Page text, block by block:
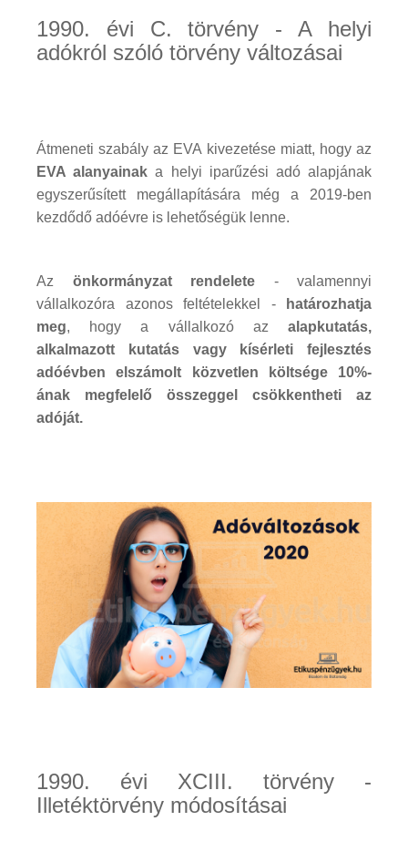
1990. évi C. törvény - A helyi
adókról szóló törvény változásai
Átmeneti szabály az EVA kivezetése miatt, hogy az
EVA alanyainak a helyi iparűzési adó alapjának
egyszerűsített megállapítására még a 2019-ben
kezdődő adóévre is lehetőségük lenne.
Az önkormányzat rendelete - valamennyi
vállalkozóra azonos feltételekkel -
határozhatja
meg, hogy a vállalkozó az alapkutatás,
alkalmazott kutatás vagy kísérleti fejlesztés
adóévben elszámolt közvetlen költsége 10%-
ának megfelelő összeggel csökkentheti az
adóját.
1990. évi XCIII. törvény -
Illetéktörvény módosításai